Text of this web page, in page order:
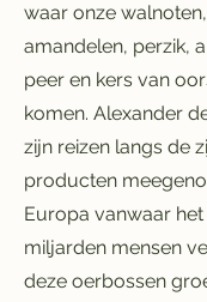
waar onze
amandelen, perzik,
peer en kers van
komen. Alexander
zijn reizen langs de
producten
Europa vanwaar
miljarden mensen
deze oerbossen